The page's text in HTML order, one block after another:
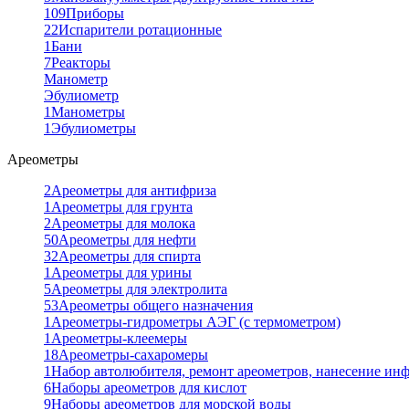
109Приборы
22Испарители ротационные
1Бани
7Реакторы
Манометр
Эбулиометр
1Манометры
1Эбулиометры
Ареометры
2Ареометры для антифриза
1 Ареометры для грунта
2Ареометры для молока
50Ареометры для нефти
32Ареометры для спирта
1 Ареометры для урины
5Ареометры для электролита
53Ареометры общего назначения
1 Ареометры-гидрометры АЭГ (с термометром)
1 Ареометры-клеемеры
18Ареометры-сахаромеры
1Набор автолюбителя, ремонт ареометров, нанесение
6Наборы ареометров для кислот
9Наборы ареометров для морской воды